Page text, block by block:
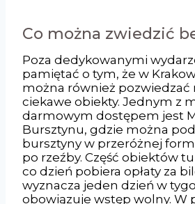
Co można zwiedzić
Poza dedykowanymi
pamiętać o tym, że w
można również pozwiedzać
ciekawe obiekty. Jednym z
darmowym dostępem jest
Bursztynu, gdzie można
bursztyny w przeróżnej
po rzeźby. Część obiektów
co dzień pobiera opłaty za
wyznacza jeden dzień w
obowiązuje wstęp wolny. W